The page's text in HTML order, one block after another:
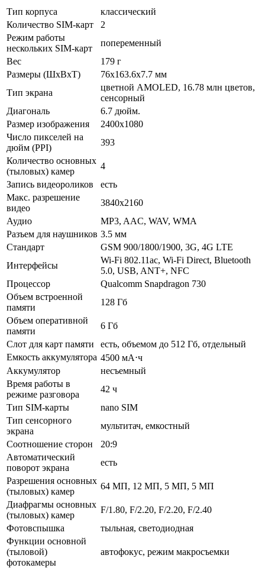
Тип корпуса
классический
Количество SIM-карт
2
Режим работы
нескольких SIM-карт
попеременный
Вес
179 г
Размеры (ШxВxТ)
76x163.6x7.7 мм
Тип экрана
цветной AMOLED, 16.78 млн цветов,
сенсорный
Диагональ
6.7 дюйм.
Размер изображения
2400x1080
Число пикселей на
дюйм (PPI)
393
Количество основных
(тыловых) камер
4
Запись видеороликов
есть
Макс. разрешение
видео
3840x2160
Аудио
MP3, AAC, WAV, WMA
Разъем для наушников 3.5 мм
Стандарт
GSM 900/1800/1900, 3G, 4G LTE
Интерфейсы
Wi-Fi 802.11ac, Wi-Fi Direct, Bluetooth
5.0, USB, ANT+, NFC
Процессор
Qualcomm Snapdragon 730
Объем встроенной
памяти
128 Гб
Объем оперативной
памяти
6 Гб
Слот для карт памяти
есть, объемом до 512 Гб, отдельный
Емкость аккумулятора 4500 мА⋅ч
Аккумулятор
несъемный
Время работы в
режиме разговора
42 ч
Тип SIM-карты
nano SIM
Тип сенсорного
экрана
мультитач, емкостный
Соотношение сторон
20:9
Автоматический
поворот экрана
есть
Разрешения основных
(тыловых) камер
64 МП, 12 МП, 5 МП, 5 МП
Диафрагмы основных
(тыловых) камер
F/1.80, F/2.20, F/2.20, F/2.40
Фотовспышка
тыльная, светодиодная
Функции основной
(тыловой)
фотокамеры
автофокус, режим макросъемки